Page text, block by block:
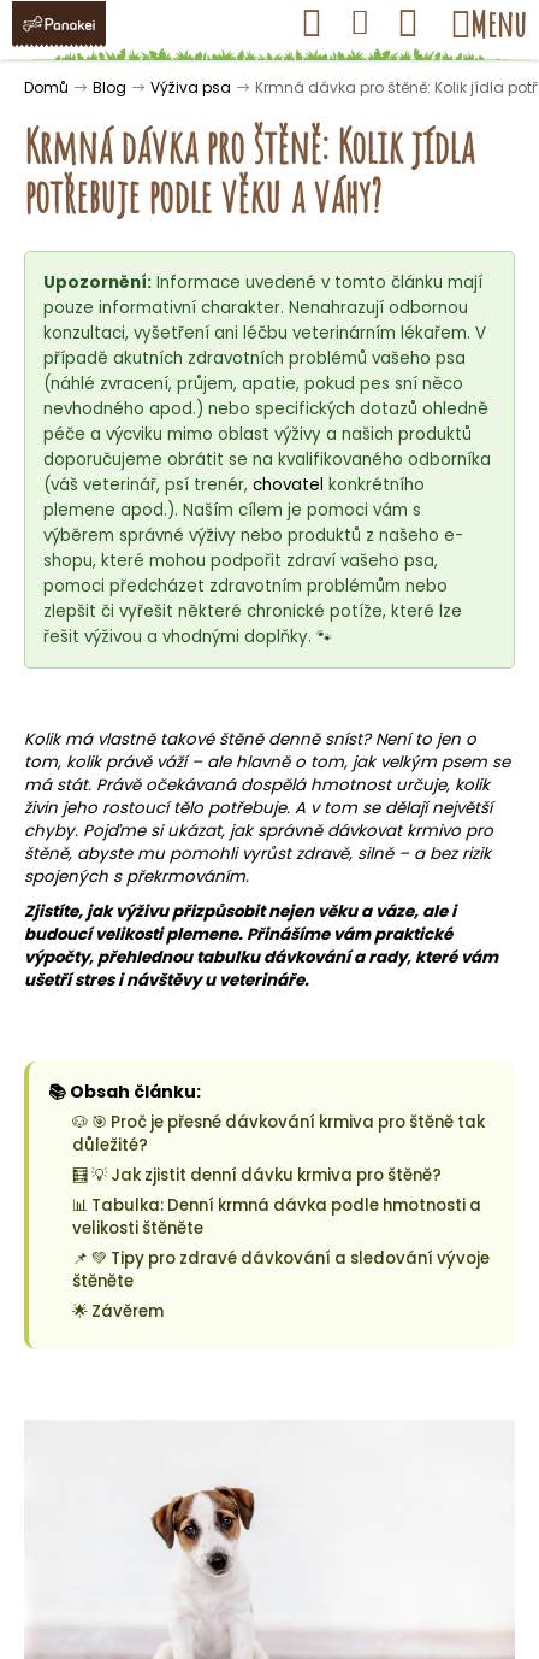
Přejít
obsah
Hledat Přihlášení
Nákupní
košík
Menu
Domů Blog Výživa psa Krmná dávka pro štěně: Kolik jídla
Krmná dávka pro štěně: Kolik jídla
potřebuje podle věku a váhy?
Upozornění: Informace uvedené v tomto článku mají
pouze informativní charakter. Nenahrazují odbornou
konzultaci, vyšetření ani léčbu veterinárním lékařem. V
případě akutních zdravotních problémů vašeho psa
(náhlé zvracení, průjem, apatie, pokud pes sní něco
nevhodného apod.) nebo specifických dotazů ohledně
péče a výcviku mimo oblast výživy a našich produktů
doporučujeme obrátit se na kvalifikovaného odborníka
(váš veterinář, psí trenér, chovatel konkrétního
plemene apod.). Naším cílem je pomoci vám s
výběrem správné výživy nebo produktů z našeho e-
shopu, které mohou podpořit zdraví vašeho psa,
pomoci předcházet zdravotním problémům nebo
zlepšit či vyřešit některé chronické potíže, které lze
řešit výživou a vhodnými doplňky. 🐾
Kolik má vlastně takové štěně denně sníst? Není to jen o
tom, kolik právě váží – ale hlavně o tom, jak velkým psem se
má stát. Právě očekávaná dospělá hmotnost určuje, kolik
živin jeho rostoucí tělo potřebuje. A v tom se dělají největší
chyby. Pojďme si ukázat, jak správně dávkovat krmivo pro
štěně, abyste mu pomohli vyrůst zdravě, silně – a bez rizik
spojených s překrmováním.
Zjistíte, jak výživu přizpůsobit nejen věku a váze, ale i
budoucí velikosti plemene. Přinášíme vám praktické
výpočty, přehlednou tabulku dávkování a rady, které vám
ušetří stres i návštěvy u veterináře.
📚 Obsah článku:
🐶 🎯 Proč je přesné dávkování krmiva pro štěně tak
důležité?
🧮 💡 Jak zjistit denní dávku krmiva pro štěně?
📊 Tabulka: Denní krmná dávka podle hmotnosti a
velikosti štěněte
📌 💚 Tipy pro zdravé dávkování a sledování vývoje
štěněte
🌟 Závěrem
K
o Zpět
Zpět
o
a
í
t
?
HLEDAT
p